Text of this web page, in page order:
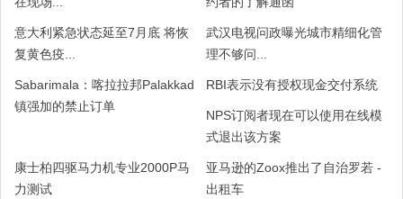
意大利紧急状态延至7月底 将恢
复黄色疫...
武汉电视问政曝光城市精细化管
理不够问...
Sabarimala：喀拉拉邦Palakkad
镇强加的禁止订单
RBI表示没有授权现金交付系统
NPS订阅者现在可以使用在线模
式退出该方案
康士柏四驱马力机专业2000P马
力测试
亚马逊的Zoox推出了自治罗若 -
出租车